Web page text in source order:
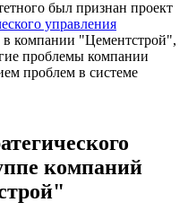
был признан проект
управления
в компании "Цементстрой",
проблемы компании
проблем в системе
компаний